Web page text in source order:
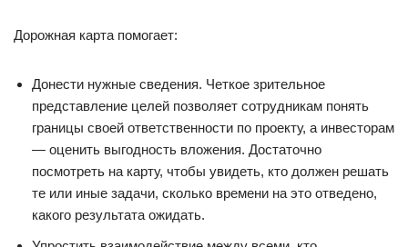
Дорожная карта помогает:
Донести нужные сведения. Четкое зрительное
представление целей позволяет сотрудникам понять
границы своей ответственности по проекту, а инвесторам
— оценить выгодность вложения. Достаточно
посмотреть на карту, чтобы увидеть, кто должен решать
те или иные задачи, сколько времени на это отведено,
какого результата ожидать.